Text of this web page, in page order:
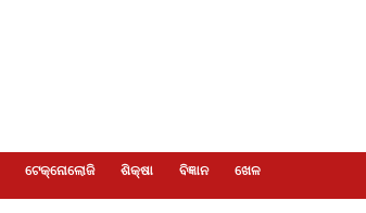
ଟେକ୍ନୋଲୋଜି ଶିକ୍ଷା ବିଜ୍ଞାନ ଖେଳ